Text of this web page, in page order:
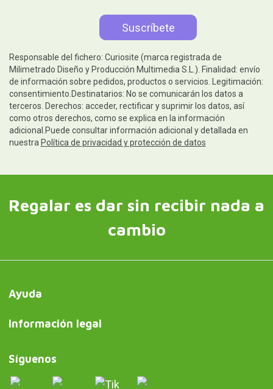
Responsable del fichero: Curiosite (marca registrada de
Milimetrado Diseño y Producción Multimedia S.L.). Finalidad: envío
de información sobre pedidos, productos o servicios. Legitimación:
consentimiento.Destinatarios: No se comunicarán los datos a
terceros. Derechos: acceder, rectificar y suprimir los datos, así
como otros derechos, como se explica en la información
adicional.Puede consultar información adicional y detallada en
nuestra Política de privacidad y protección de datos
Regalar es dar sin recibir nada a
cambio
Ayuda
Información legal
Síguenos